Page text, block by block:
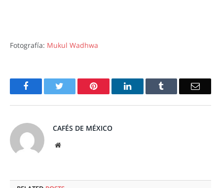
Fotografía: Mukul Wadhwa
Facebook Pinterest LinkedIn Email
CAFÉS DE MÉXICO
Website